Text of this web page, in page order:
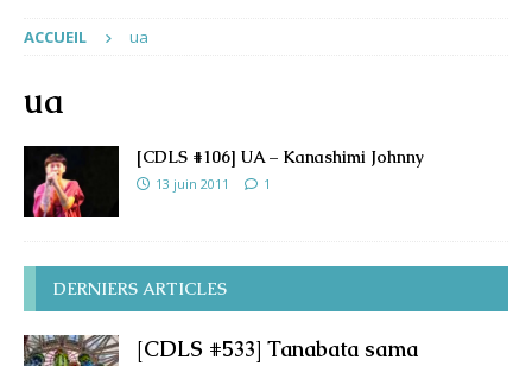
ACCUEIL ua
ua
[CDLS #106] UA – Kanashimi Johnny
13 juin 2011 1
DERNIERS ARTICLES
[CDLS #533] Tanabata sama